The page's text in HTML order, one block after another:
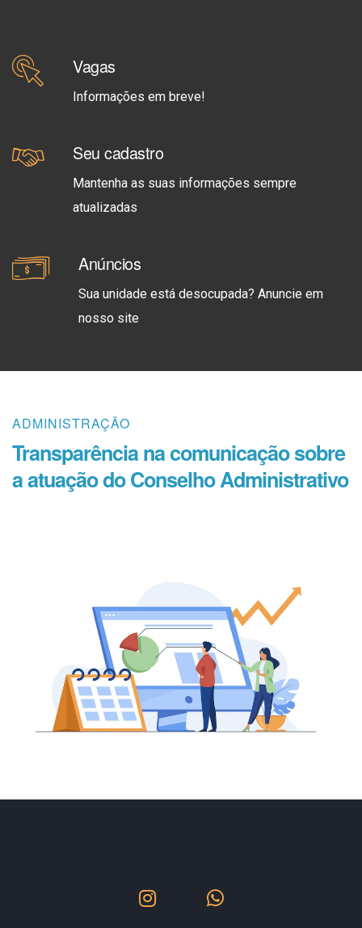
Vagas
Informações em breve!
Seu cadastro
Mantenha as suas informações sempre
atualizadas
Anúncios
Sua unidade está desocupada? Anuncie em
nosso site
ADMINISTRAÇÃO
Transparência na comunicação sobre
a atuação do Conselho Administrativo